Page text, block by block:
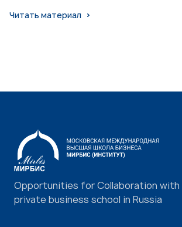
Читать материал
Opportunities for Collaboration with
private business school in Russia